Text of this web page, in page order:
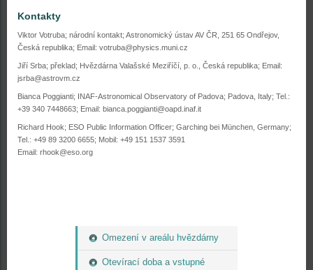
Omezení v areálu hvězdárny
Otevírací doba a vstupné
Kontakty
Viktor Votruba; národní kontakt; Astronomický ústav AV ČR, 251 65 Ondřejov,
Česká republika; Email: votruba@physics.muni.cz
Jiří Srba; překlad; Hvězdárna Valašské Meziříčí, p. o., Česká republika; Email:
jsrba@astrovm.cz
Bianca Poggianti; INAF-Astronomical Observatory of Padova; Padova, Italy; Tel.:
+39 340 7448663; Email: bianca.poggianti@oapd.inaf.it
Richard Hook; ESO Public Information Officer; Garching bei München, Germany;
Tel.: +49 89 3200 6655; Mobil: +49 151 1537 3591
Email: rhook@eso.org